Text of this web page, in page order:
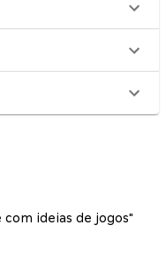
ideias de jogos"